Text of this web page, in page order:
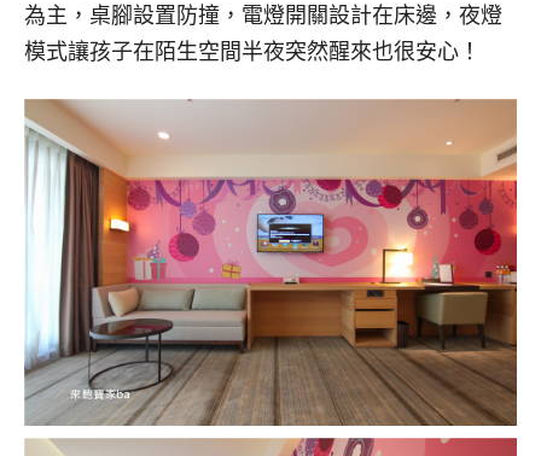
為主，桌腳設置防撞，電燈開關設計在床邊，夜燈
模式讓孩子在陌生空間半夜突然醒來也很安心！